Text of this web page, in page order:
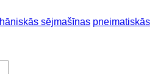
sējmašīnas pneimatiskās